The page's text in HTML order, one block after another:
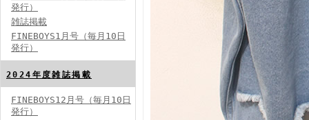
FINEBOYS2024年5月号
発行）
雑誌掲載
FINEBOYS1月号（毎月10日
発行）
2024年度雑誌掲載
FINEBOYS12月号（毎月10日
発行）